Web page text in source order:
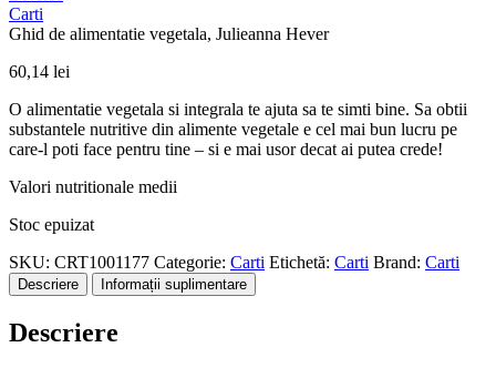
Carti
Ghid de alimentatie vegetala, Julieanna Hever
60,14 lei
O alimentatie vegetala si integrala te ajuta sa te simti bine. Sa obtii
substantele nutritive din alimente vegetale e cel mai bun lucru pe
care-l poti face pentru tine – si e mai usor decat ai putea crede!
Valori nutritionale medii
Stoc epuizat
SKU: CRT1001177 Categorie: Carti Etichetă: Carti Brand: Carti
Descriere Informații suplimentare
Descriere